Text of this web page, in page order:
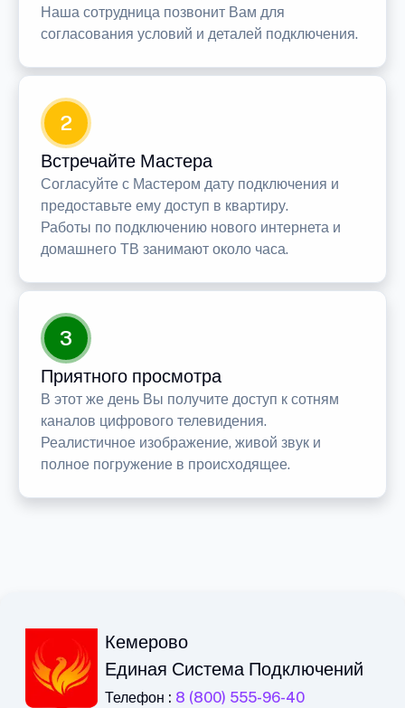
Наша сотрудница позвонит Вам для
согласования условий и деталей подключения.
2
Встречайте Мастера
Согласуйте с Мастером дату подключения и
предоставьте ему доступ в квартиру.
Работы по подключению нового интернета и
домашнего ТВ занимают около часа.
3
Приятного просмотра
В этот же день Вы получите доступ к сотням
каналов цифрового телевидения.
Реалистичное изображение, живой звук и
полное погружение в происходящее.
Кемерово
Единая Система Подключений
Телефон : 8 (800) 555-96-40